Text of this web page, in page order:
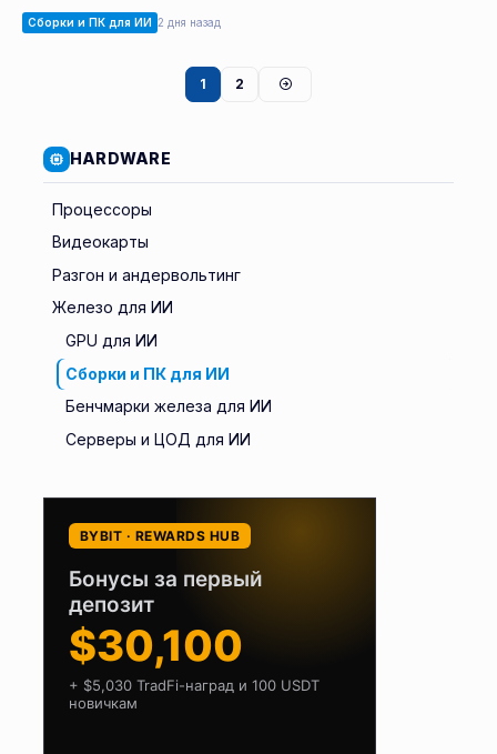
Сборки и ПК для ИИ 2 дня назад
1 2
HARDWARE
Процессоры
Видеокарты
Разгон и андервольтинг
Железо для ИИ
GPU для ИИ
Сборки и ПК для ИИ
Бенчмарки железа для ИИ
Серверы и ЦОД для ИИ
BYBIT · REWARDS HUB
Бонусы за первый
депозит
$30,100
+ $5,030 TradFi-наград и 100 USDT
новичкам